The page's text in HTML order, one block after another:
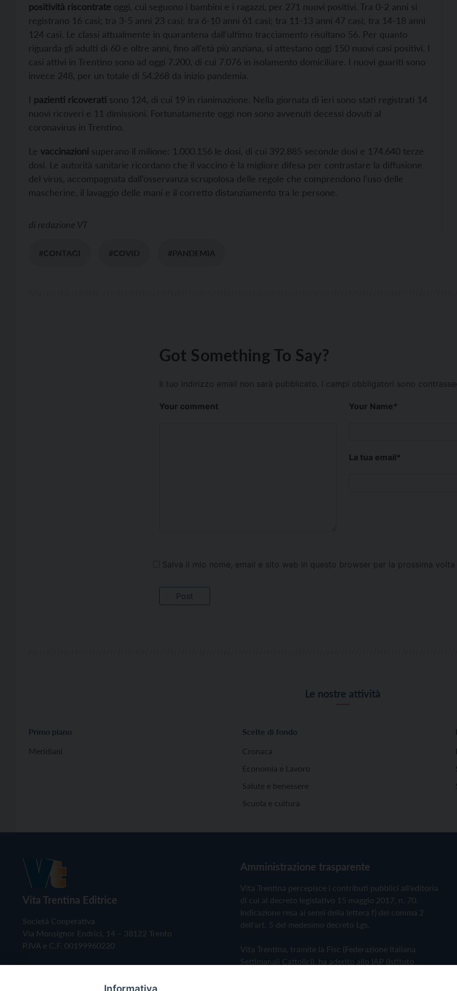
positività riscontrate oggi, cui seguono i bambini e i ragazzi, per 271 nuovi positivi. Tra 0-2 anni si
registrano 16 casi; tra 3-5 anni 23 casi; tra 6-10 anni 61 casi; tra 11-13 anni 47 casi; tra 14-18 anni
124 casi. Le classi attualmente in quarantena dall’ultimo tracciamento risultano 56. Per quanto
riguarda gli adulti di 60 e oltre anni, fino all’età più anziana, si attestano oggi 150 nuovi casi positivi. I
casi attivi in Trentino sono ad oggi 7.200, di cui 7.076 in isolamento domiciliare. I nuovi guariti sono
invece 248, per un totale di 54.268 da inizio pandemia.
I pazienti ricoverati sono 124, di cui 19 in rianimazione. Nella giornata di ieri sono stati registrati 14
nuovi ricoveri e 11 dimissioni. Fortunatamente oggi non sono avvenuti decessi dovuti al
coronavirus in Trentino.
Le vaccinazioni superano il milione: 1.000.156 le dosi, di cui 392.885 seconde dosi e 174.640 terze
dosi. Le autorità sanitarie ricordano che il vaccino è la migliore difesa per contrastare la diffusione
del virus, accompagnata dall’osservanza scrupolosa delle regole che comprendono l’uso delle
mascherine, il lavaggio delle mani e il corretto distanziamento tra le persone.
di redazione VT
#CONTAGI #COVID #PANDEMIA
Got Something To Say?
Il tuo indirizzo email non sarà pubblicato. I campi obbligatori sono
Your comment Your Name*
La tua email*
Salva il mio nome, email e sito web in questo browser per la prossima volta
Le nostre attività
Primo piano
Meridiani
Scelte di fondo
Cronaca
Economia e Lavoro
Salute e benessere
Scuola e cultura
Vita Trentina Editrice
Società Cooperativa
Via Monsignor Endrici, 14 – 38122 Trento
P.IVA e C.F. 00199960220
Amministrazione trasparente
Vita Trentina percepisce i contributi pubblici all'editoria
di cui al decreto legislativo 15 maggio 2017, n. 70.
Indicazione resa ai sensi della lettera f) del comma 2
dell'art. 5 del medesimo decreto Lgs.
Vita Trentina, tramite la Fisc (Federazione Italiana
Settimanali Cattolici), ha aderito allo IAP (Istituto